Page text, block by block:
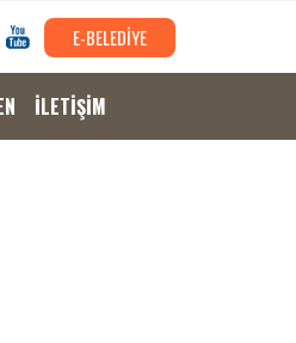
E-BELEDİYE
İLETİŞİM